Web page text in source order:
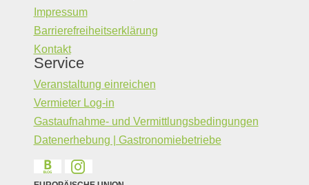
Impressum
Barrierefreiheitserklärung
Kontakt
Service
Veranstaltung einreichen
Vermieter Log-in
Gastaufnahme- und Vermittlungsbedingungen
Datenerhebung | Gastronomiebetriebe